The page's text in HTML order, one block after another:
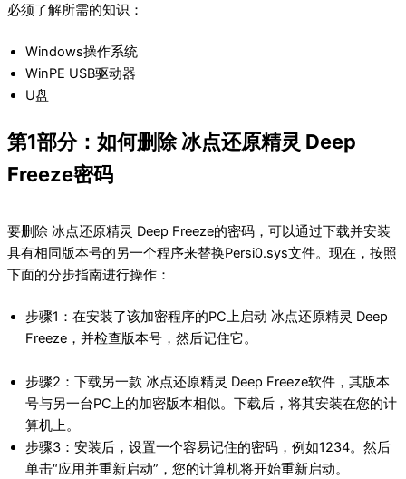
必须了解所需的知识：
Windows操作系统
WinPE USB驱动器
U盘
第1部分：如何删除 冰点还原精灵 Deep
Freeze密码
要删除 冰点还原精灵 Deep Freeze的密码，可以通过下载并安装
具有相同版本号的另一个程序来替换Persi0.sys文件。现在，按照
下面的分步指南进行操作：
步骤1：在安装了该加密程序的PC上启动 冰点还原精灵 Deep
Freeze，并检查版本号，然后记住它。
步骤2：下载另一款 冰点还原精灵 Deep Freeze软件，其版本
号与另一台PC上的加密版本相似。下载后，将其安装在您的计
算机上。
步骤3：安装后，设置一个容易记住的密码，例如1234。然后
单击“应用并重新启动”，您的计算机将开始重新启动。